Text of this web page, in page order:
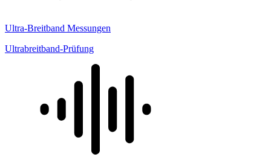
Ultra-Breitband Messungen
Ultrabreitband-Prüfung